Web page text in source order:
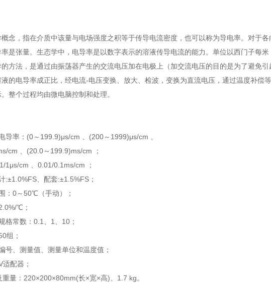
念，指在介质中该量与电场强度之积等于传导电流密度，也可以称为导电率。对于
是张量。生态学中，电导率是以数字表示的溶液传导电流的能力。单位以西门子每米
方法，是通过由振荡器产生的交流电压加在电极上（加交流电压的目的是为了避免引
的电导率成正比，经电流-电压变换、放大、检波，变换为直流电压，通过温度补偿
整个过程均由微电脑控制和处理。
导率：(0～199.9)μs/cm 、(200～1999)μs/cm 、
cm 、(20.0～199.9)ms/cm ；
1μs/cm 、0.01/0.1ms/cm ；
:±1.0%FS、配套:±1.5%FS；
：0～50℃（手动）；
℃；
格常数：0.1、1、10；
组；
号、测量值、测量单位和温度值；
配器；
量：220×200×80mm(长×宽×高)、1.7 kg。